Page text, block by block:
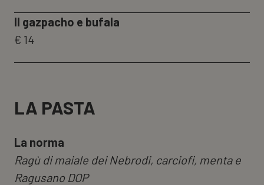
Il gazpacho e bufala
€ 14
LA PASTA
La norma
Ragù di maiale dei Nebrodi, carciofi, menta e
Ragusano DOP